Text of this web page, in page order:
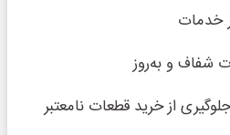
خدمات
شفاف و به‌روز
از خرید قطعات نامعتبر